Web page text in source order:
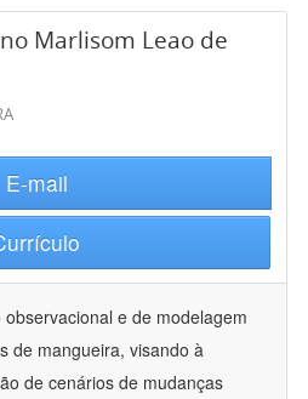
Marlisom Leao de
E-mail
observacional e de modelagem
de mangueira, visando à
de cenários de mudanças